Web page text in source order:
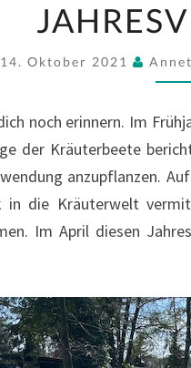
14. Oktober 2021
noch erinnern. Im
der Kräuterbeete
anzupflanzen.
in die Kräuterwelt
Im April diesen